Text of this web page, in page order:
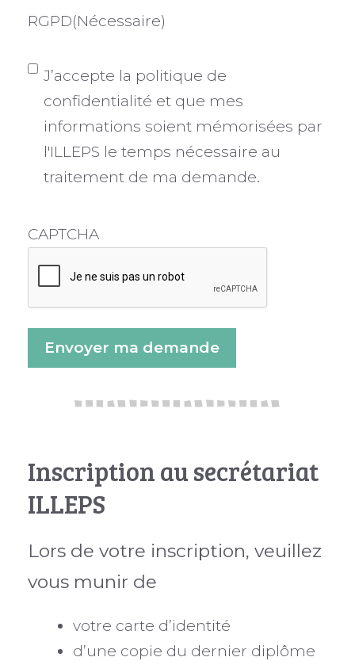
RGPD(Nécessaire)
J’accepte la politique de
confidentialité et que mes
informations soient mémorisées par
l'ILLEPS le temps nécessaire au
traitement de ma demande.
CAPTCHA
Envoyer ma demande
Inscription au secrétariat
ILLEPS
Lors de votre inscription, veuillez
vous munir de
votre carte d’identité
d’une copie du dernier diplôme